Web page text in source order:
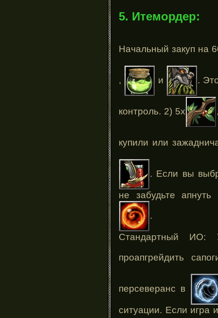
5. Итемордер:
Начальный закуп на
, и .
контроль. 2) 5х
купили или
. Если вы
не забудьте
.
Стандартный ИО:
проапгрейдить
персеверанс в
ситуации. Если игра